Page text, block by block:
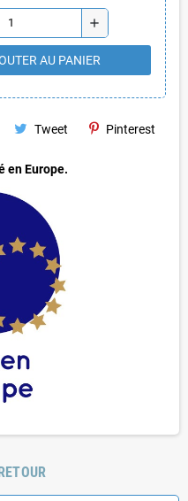
add
AU PANIER
Tweet Pinterest
en Europe.